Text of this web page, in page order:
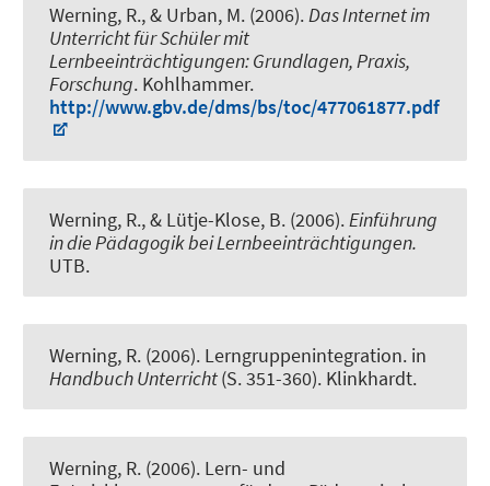
Werning, R., & Urban, M. (2006).Das Internet im
Unterricht für Schüler mit
Lernbeeinträchtigungen: Grundlagen, Praxis,
Forschung. Kohlhammer.
http://www.gbv.de/dms/bs/toc/477061877.pdf
Werning, R., & Lütje-Klose, B. (2006).Einführung
in die Pädagogik bei Lernbeeinträchtigungen.
UTB.
Werning, R. (2006). Lerngruppenintegration. in
Handbuch Unterricht(S. 351-360). Klinkhardt.
Werning, R. (2006). Lern- und